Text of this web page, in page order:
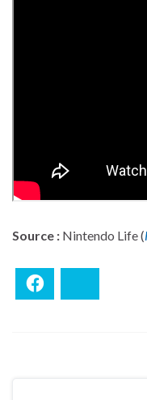
Source : Nintendo Life (